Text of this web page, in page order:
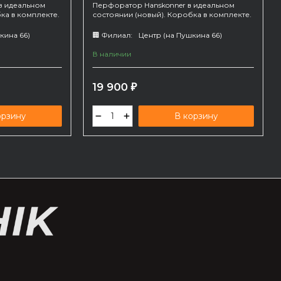
идеальном
в комплекте.
66)
Перфоратор Hanskonner в идеальном
состоянии (новый). Коробка в комплекте.
режима.
🏢 Филиал: Центр (на Пушкина 66)
В наличии
19 900 ₽
В корзину